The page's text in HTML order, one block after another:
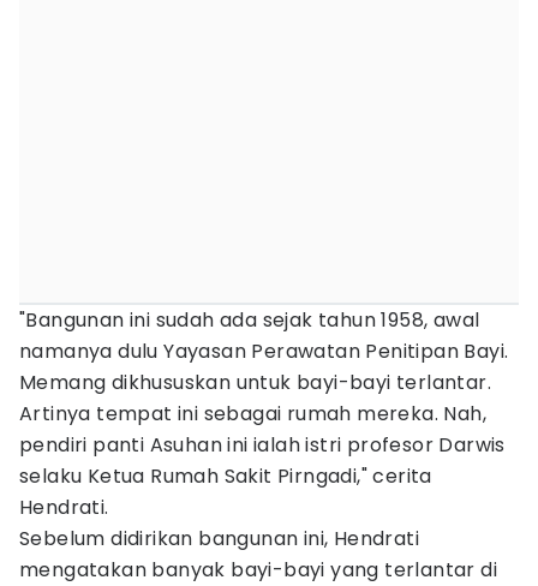
"Bangunan ini sudah ada sejak tahun 1958, awal
namanya dulu Yayasan Perawatan Penitipan Bayi.
Memang dikhususkan untuk bayi-bayi terlantar.
Artinya tempat ini sebagai rumah mereka. Nah,
pendiri panti Asuhan ini ialah istri profesor Darwis
selaku Ketua Rumah Sakit Pirngadi," cerita
Hendrati.
Sebelum didirikan bangunan ini, Hendrati
mengatakan banyak bayi-bayi yang terlantar di